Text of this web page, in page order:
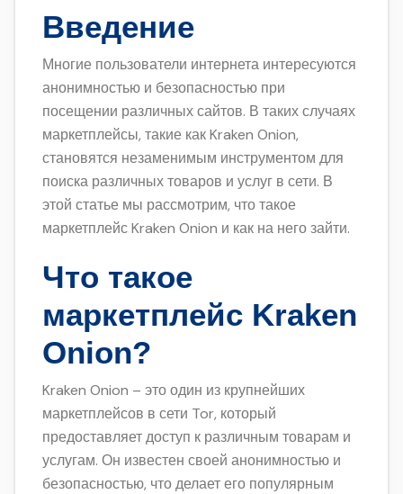
Введение
Многие пользователи интернета интересуются
анонимностью и безопасностью при
посещении различных сайтов. В таких случаях
маркетплейсы, такие как Kraken Onion,
становятся незаменимым инструментом для
поиска различных товаров и услуг в сети. В
этой статье мы рассмотрим, что такое
маркетплейс Kraken Onion и как на него зайти.
Что такое
маркетплейс Kraken
Onion?
Kraken Onion – это один из крупнейших
маркетплейсов в сети Tor, который
предоставляет доступ к различным товарам и
услугам. Он известен своей анонимностью и
безопасностью, что делает его популярным